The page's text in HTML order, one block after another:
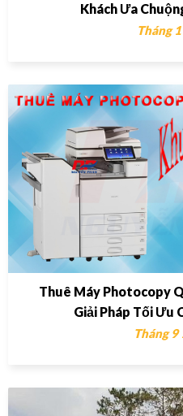
Khách Ưa
Tháng
Thuê Máy Photocopy
Giải Pháp Tối Ưu
Tháng 9